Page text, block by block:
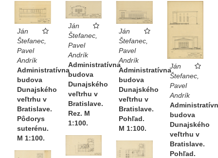
Ján
Štefanec,
Pavel
Andrík
Administratívna
budova
Dunajského
veľtrhu v
Bratislave.
Pôdorys
suterénu.
M 1:100.
Ján
Štefanec,
Pavel
Andrík
Administratívna
budova
Dunajského
veľtrhu v
Bratislave.
Rez. M
1:100.
Ján
Štefanec,
Pavel
Andrík
Administratívna
budova
Dunajského
veľtrhu v
Bratislave.
Pohľad.
M 1:100.
Ján
Štefanec,
Pavel
Andrík
budova
Dunajského
veľtrhu v
Bratislave.
Pohľad.